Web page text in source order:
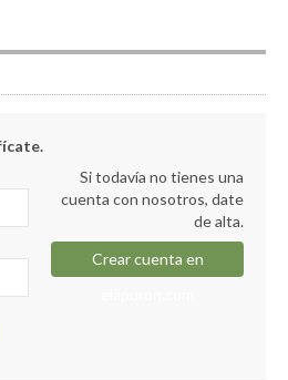
Si todavía no tienes una
cuenta con nosotros, date
de alta.
Crear cuenta en